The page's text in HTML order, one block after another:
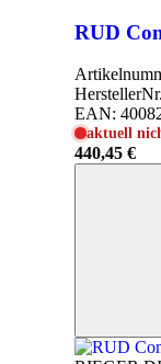
RUD
EAN:
aktuell
440,45 €